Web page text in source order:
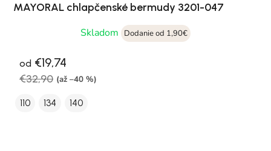
MAYORAL chlapčenské bermudy 3201-047
Skladom
Dodanie od 1,90€
od €19,74
€32,90 (až –40 %)
110 134 140